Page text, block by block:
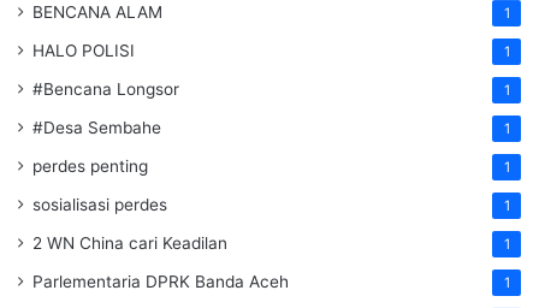
BENCANA ALAM 1
HALO POLISI 1
#Bencana Longsor 1
#Desa Sembahe 1
perdes penting 1
sosialisasi perdes 1
2 WN China cari Keadilan 1
Parlementaria DPRK Banda Aceh 1